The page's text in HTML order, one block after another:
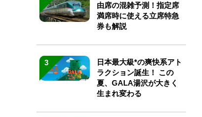
由席の混雑予測！指定席
満席時に使える立席特急
券も解説
3
日本最大級*の爽快系アト
ラクション誕生！ この
夏、GALA湯沢が大きく
生まれ変わる